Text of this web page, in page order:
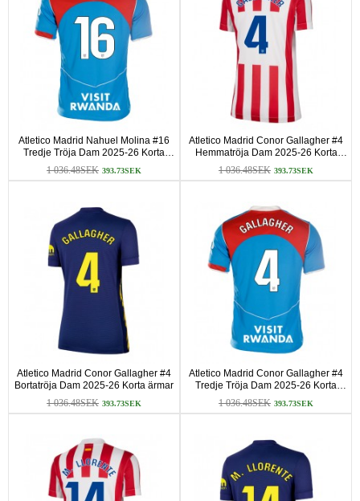
Atletico Madrid Nahuel Molina #16
Tredje Tröja Dam 2025-26 Korta
ärmar
1 036.48SEK 393.73SEK
Atletico Madrid Conor Gallagher #4
Hemmatröja Dam 2025-26 Korta
ärmar
1 036.48SEK 393.73SEK
Atletico Madrid Conor Gallagher #4
Bortatröja Dam 2025-26 Korta ärmar
1 036.48SEK 393.73SEK
Atletico Madrid Conor Gallagher #4
Tredje Tröja Dam 2025-26 Korta
ärmar
1 036.48SEK 393.73SEK